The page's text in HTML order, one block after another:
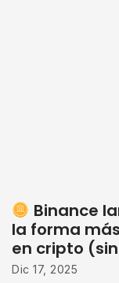
Binance
la forma
en cripto
Dic 17, 2025